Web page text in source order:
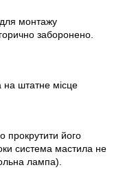
монтажу
заборонено.
на штатне місце
прокрутити його
система мастила не
лампа).